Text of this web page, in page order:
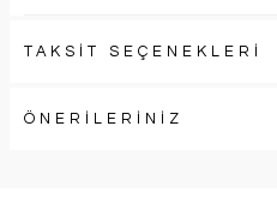
TAKSİT SEÇENEKLERİ
ÖNERİLERİNİZ